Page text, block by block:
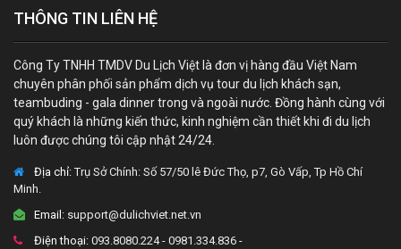
THÔNG TIN LIÊN HỆ
Công Ty TNHH TMDV Du Lịch Việt là đơn vị hàng đầu Việt Nam
chuyên phân phối sản phẩm dịch vụ tour du lịch khách sạn,
teambuding - gala dinner trong và ngoài nước. Đồng hành cùng với
quý khách là những kiến thức, kinh nghiệm cần thiết khi đi du lịch
luôn được chúng tôi cập nhật 24/24.
Địa chỉ:Trụ Sở Chính: Số 57/50 lê Đức Thọ, p7, Gò Vấp, Tp Hồ Chí
Minh.
Email: support@dulichviet.net.vn
Điện thoại: 093.8080.224 - 0981.334.836 -